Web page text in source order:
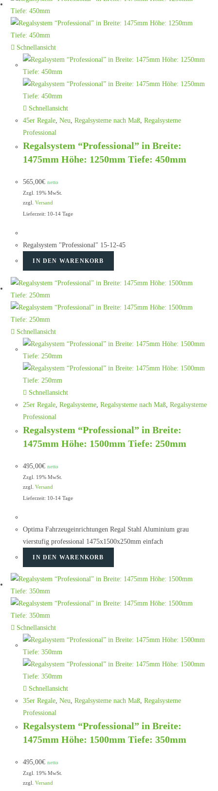
Schnellansicht
Schnellansicht
45er Regale,Neu,Regalsysteme nach Maß,Regalsysteme
Professional
Regalsystem “Professional” in Breite:
1475mm Höhe: 1250mm Tiefe: 450mm
565,00€ netto
Zzgl. 19% MwSt.
zzgl.Versand
Lieferzeit: 10-14 Tage
Regalsystem "Professional" 15-12-45
IN DEN WARENKORB
Schnellansicht
Schnellansicht
25er Regale ,Regalsysteme ,Regalsysteme nach Maß ,Regalsysteme
Professional
Regalsystem “Professional” in Breite:
1475mm Höhe: 1500mm Tiefe: 250mm
495,00€ netto
Zzgl. 19% MwSt.
zzgl.Versand
Lieferzeit: 10-14 Tage
Optima Fahrzeugeinrichtungen Regal Stahl Aluminium grau
vierstufig professional 1475x1500x250mm einfach
IN DEN WARENKORB
Schnellansicht
Schnellansicht
35er Regale,Neu,Regalsysteme nach Maß,Regalsysteme
Professional
Regalsystem “Professional” in Breite:
1475mm Höhe: 1500mm Tiefe: 350mm
495,00€ netto
Zzgl. 19% MwSt.
zzgl.Versand